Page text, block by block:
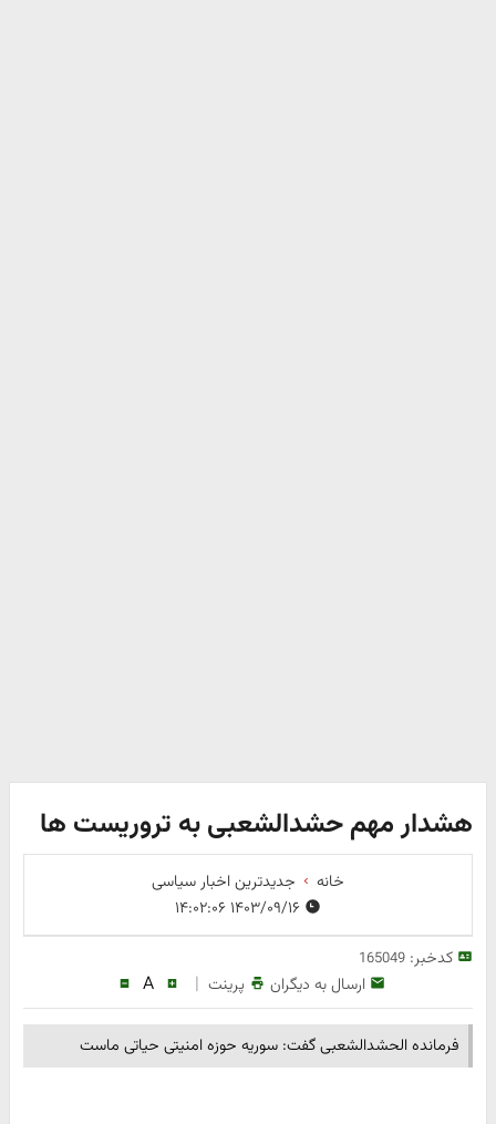
هشدار مهم حشدالشعبی به تروریست ها
خانه
جدیدترین اخبار سیاسی
کدخبر:165049
ارسال به دیگران پرینت |
A
فرمانده الحشدالشعبی گفت: سوریه حوزه امنیتی حیاتی ماست